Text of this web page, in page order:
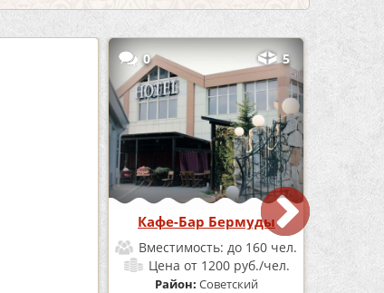
0 5
Кафе-Бар Бермуды
Вместимость: до 160 чел.
Цена от 1200 руб./чел.
Район: Советский